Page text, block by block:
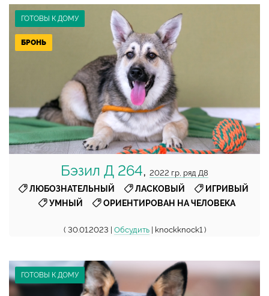
ГОТОВЫ К ДОМУ
Бэзил Д 264, 2022 г.р, ряд Д8
ЛЮБОЗНАТЕЛЬНЫЙ
ЛАСКОВЫЙ ИГРИВЫЙ
УМНЫЙ ОРИЕНТИРОВАН НА ЧЕЛОВЕКА
( 30.01.2023 | Обсудить| knockknock1 )
БРОНЬ
ГОТОВЫ К ДОМУ